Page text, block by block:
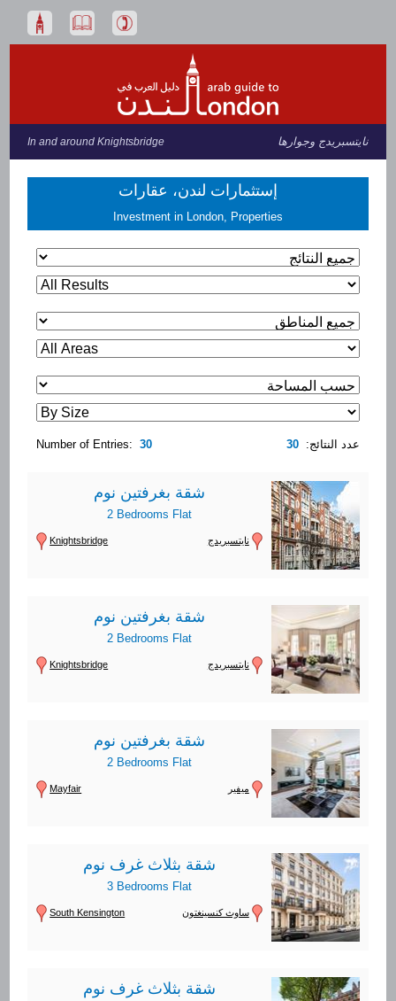
نايتسبريدج وجوارها In and around Knightsbridge
إستثمارات لندن، عقارات
Investment in London, Properties
عدد النتائج: 30
Number of Entries: 30
شقة بغرفتين نوم
2 Bedrooms Flat
نايتسبريدج Knightsbridge
شقة بغرفتين نوم
2 Bedrooms Flat
نايتسبريدج Knightsbridge
شقة بغرفتين نوم
2 Bedrooms Flat
ميفير Mayfair
شقة بثلاث غرف نوم
3 Bedrooms Flat
ساوث كنسينغتون South Kensington
شقة بثلاث غرف نوم